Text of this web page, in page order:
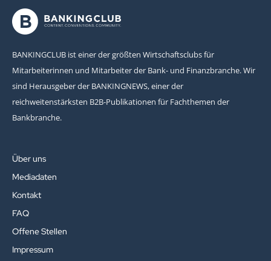
BANKINGCLUB ist einer der größten Wirtschaftsclubs für
Mitarbeiterinnen und Mitarbeiter der Bank- und Finanzbranche. Wir
sind Herausgeber der BANKINGNEWS, einer der
reichweitenstärksten B2B-Publikationen für Fachthemen der
Bankbranche.
Über uns
Mediadaten
Kontakt
FAQ
Offene Stellen
Impressum